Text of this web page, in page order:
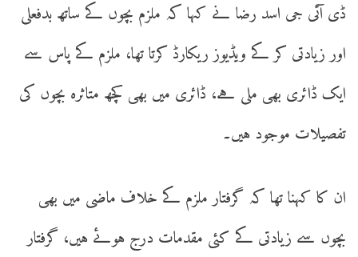
ڈی آئی جی اسد رضا نے کہا کہ ملزم بچوں کے ساتھ بدفعلی
اور زیادتی کر کے ویڈیوز ریکارڈ کرتا تھا، ملزم کے پاس سے
ایک ڈائری بھی ملی ہے، ڈائری میں بھی کچھ متاثرہ بچوں کی
تفصیلات موجود ہیں۔
ان کا کہنا تھا کہ گرفتار ملزم کے خلاف ماضی میں بھی
بچوں سے زیادتی کے کئی مقدمات درج ہوئے ہیں، گرفتار